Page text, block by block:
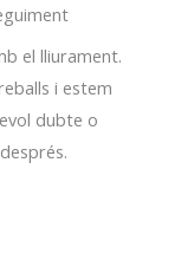
el lliurament.
i estem
dubte o